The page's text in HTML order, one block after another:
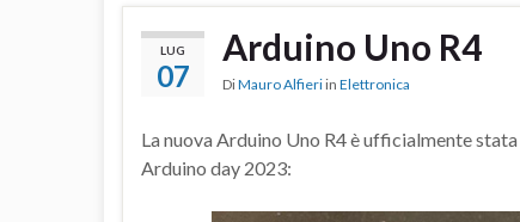
LUG
07
Arduino Uno R4
DiMauro Alfieri in Elettronica
La nuova Arduino Uno R4 è ufficialmente
Arduino day 2023: